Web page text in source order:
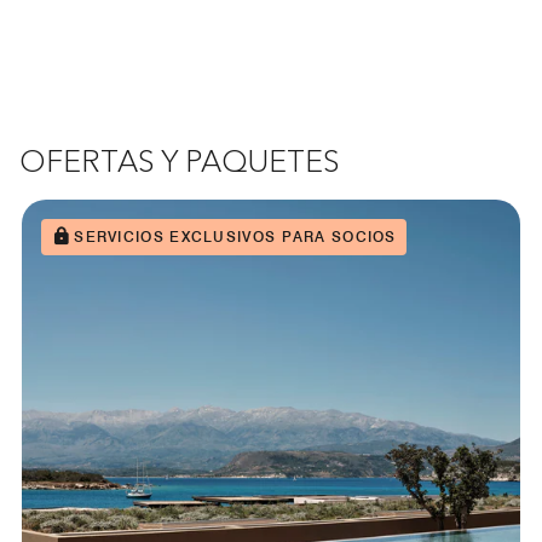
OFERTAS Y PAQUETES
SERVICIOS EXCLUSIVOS PARA SOCIOS